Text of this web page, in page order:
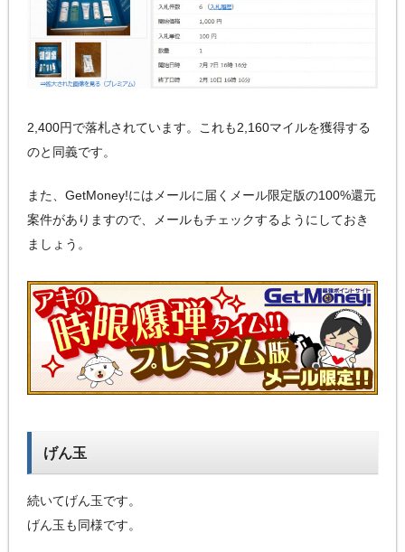
2,400円で落札されています。これも2,160マイルを獲得する
のと同義です。
また、GetMoney!にはメールに届くメール限定版の100%還元
案件がありますので、メールもチェックするようにしておき
ましょう。
げん玉
続いてげん玉です。
げん玉も同様です。